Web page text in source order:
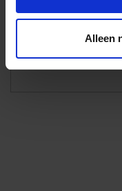
Alleen